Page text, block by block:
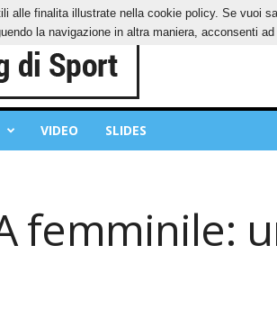
VIDEO SLIDES
femminile:
finalita illustrate nella cookie policy. Se vuoi
la navigazione in altra maniera, acconsenti